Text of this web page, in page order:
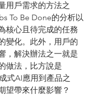
用戶需求的方法之
To Be Done的分析以
核心且待完成的任務
變化。此外，用戶的
，解決辦法之一就是
做法，比方說是
式AI應用到產品之
望帶來什麼影響？